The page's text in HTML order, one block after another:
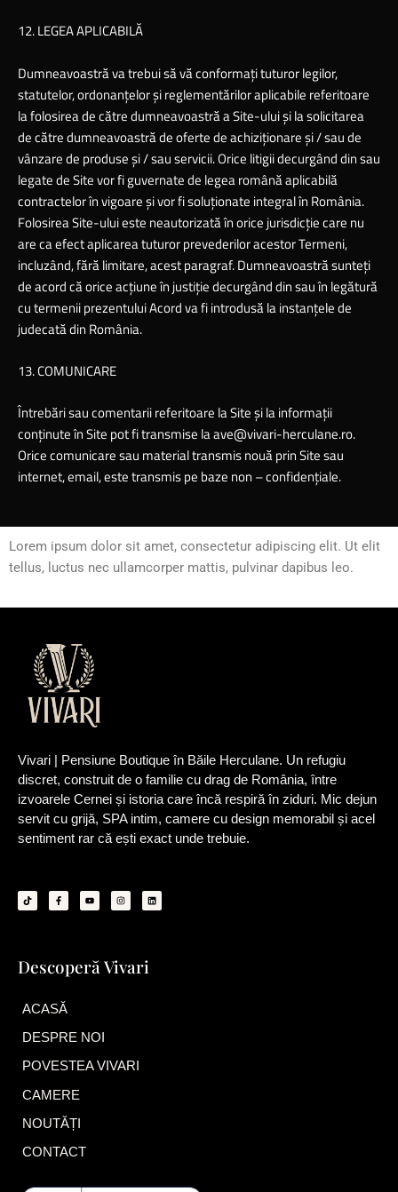
12. LEGEA APLICABILĂ
Dumneavoastră va trebui să vă conformaţi tuturor legilor,
statutelor, ordonanţelor şi reglementărilor aplicabile referitoare
la folosirea de către dumneavoastră a Site-ului şi la solicitarea
de către dumneavoastră de oferte de achiziţionare şi / sau de
vânzare de produse şi / sau servicii. Orice litigii decurgând din sau
legate de Site vor fi guvernate de legea română aplicabilă
contractelor în vigoare şi vor fi soluţionate integral în România.
Folosirea Site-ului este neautorizată în orice jurisdicţie care nu
are ca efect aplicarea tuturor prevederilor acestor Termeni,
incluzând, fără limitare, acest paragraf. Dumneavoastră sunteţi
de acord că orice acţiune în justiţie decurgând din sau în legătură
cu termenii prezentului Acord va fi introdusă la instanţele de
judecată din România.
13. COMUNICARE
Întrebări sau comentarii referitoare la Site şi la informaţii
conţinute în Site pot fi transmise la ave@vivari-herculane.ro.
Orice comunicare sau material transmis nouă prin Site sau
internet, email, este transmis pe baze non – confidenţiale.
Lorem ipsum dolor sit amet, consectetur adipiscing elit. Ut elit
tellus, luctus nec ullamcorper mattis, pulvinar dapibus leo.
Vivari | Pensiune Boutique în Băile Herculane. Un refugiu
discret, construit de o familie cu drag de România, între
izvoarele Cernei și istoria care încă respiră în ziduri. Mic dejun
servit cu grijă, SPA intim, camere cu design memorabil și acel
sentiment rar că ești exact unde trebuie.
T
i
k
F
a
c
-
f
Y
o
u
I
n
s
m
L
i
n
Descoperă Vivari
ACASĂ
DESPRE NOI
POVESTEA VIVARI
CAMERE
NOUTĂȚI
CONTACT